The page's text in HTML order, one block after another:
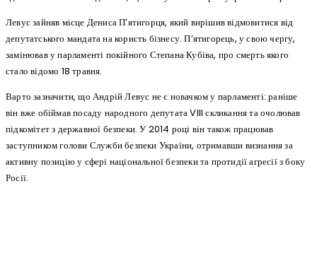
Левус зайняв місце Дениса П’ятигорця, який вирішив відмовитися від
депутатського мандата на користь бізнесу. П’ятигорець, у свою чергу,
замінював у парламенті покійного Степана Кубіва, про смерть якого
стало відомо 18 травня.
Варто зазначити, що Андрій Левус не є новачком у парламенті: раніше
він вже обіймав посаду народного депутата VIII скликання та очолював
підкомітет з державної безпеки. У 2014 році він також працював
заступником голови Служби безпеки України, отримавши визнання за
активну позицію у сфері національної безпеки та протидії агресії з боку
Росії.